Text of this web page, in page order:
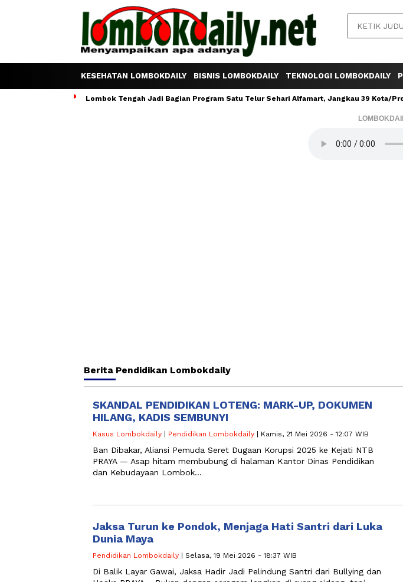
KESEHATAN LOMBOKDAILY BISNIS LOMBOKDAILY TEKNOLOGI LOMBOKDAILY
Lombok Tengah Jadi Bagian Program Satu Telur Sehari Alfamart, Jangkau 39 Kota/
Berita Pendidikan Lombokdaily
SKANDAL PENDIDIKAN LOTENG: MARK-UP, DOKUMEN
HILANG, KADIS SEMBUNYI
Kasus Lombokdaily | Pendidikan Lombokdaily | Kamis, 21 Mei 2026 - 12:07 WIB
Ban Dibakar, Aliansi Pemuda Seret Dugaan Korupsi 2025 ke Kejati NTB
PRAYA — Asap hitam membubung di halaman Kantor Dinas Pendidikan
dan Kebudayaan Lombok…
Jaksa Turun ke Pondok, Menjaga Hati Santri dari Luka
Dunia Maya
Pendidikan Lombokdaily | Selasa, 19 Mei 2026 - 18:37 WIB
Di Balik Layar Gawai, Jaksa Hadir Jadi Pelindung Santri dari Bullying dan